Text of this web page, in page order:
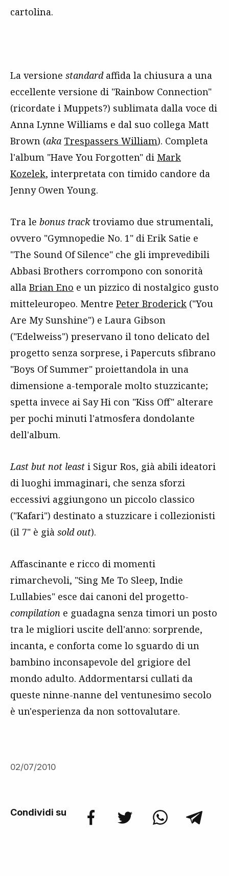
cartolina.
La versione standardaffida la chiusura a una
eccellente versione di "Rainbow Connection"
(ricordate i Muppets?) sublimata dalla voce di
Anna Lynne Williams e dal suo collega Matt
Brown (aka Trespassers William). Completa
l'album "Have You Forgotten" di Mark
Kozelek, interpretata con timido candore da
Jenny Owen Young.
Tra le bonus tracktroviamo due strumentali,
ovvero "Gymnopedie No. 1" di Erik Satie e
"The Sound Of Silence" che gli imprevedibili
Abbasi Brothers corrompono con sonorità
alla Brian Eno e un pizzico di nostalgico gusto
mitteleuropeo. Mentre Peter Broderick ("You
Are My Sunshine") e Laura Gibson
("Edelweiss") preservano il tono delicato del
progetto senza sorprese, i Papercuts sfibrano
"Boys Of Summer" proiettandola in una
dimensione a-temporale molto stuzzicante;
spetta invece ai Say Hi con "Kiss Off" alterare
per pochi minuti l'atmosfera dondolante
dell'album.
Last but not least i Sigur Ros, già abili ideatori
di luoghi immaginari, che senza sforzi
eccessivi aggiungono un piccolo classico
("Kafari") destinato a stuzzicare i collezionisti
(il 7" è già sold out).
Affascinante e ricco di momenti
rimarchevoli, "Sing Me To Sleep, Indie
Lullabies" esce dai canoni del progetto-
compilation e guadagna senza timori un posto
tra le migliori uscite dell'anno: sorprende,
incanta, e conforta come lo sguardo di un
bambino inconsapevole del grigiore del
mondo adulto. Addormentarsi cullati da
queste ninne-nanne del ventunesimo secolo
è un'esperienza da non sottovalutare.
02/07/2010
Condividi su